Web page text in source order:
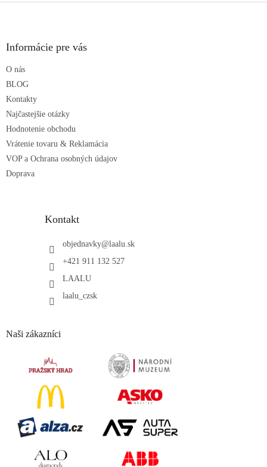
Informácie pre vás
O nás
BLOG
Kontakty
Najčastejšie otázky
Hodnotenie obchodu
Vrátenie tovaru & Reklamácia
VOP a Ochrana osobných údajov
Doprava
Kontakt
objednavky@laalu.sk
+421 911 132 527
LAALU
laalu_czsk
Naši zákazníci